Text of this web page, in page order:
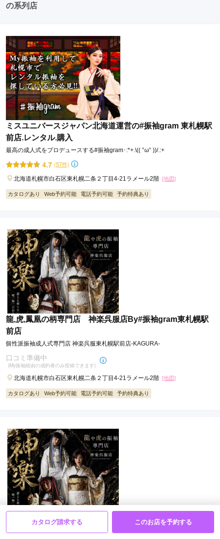
カタログ請求する このお店を予約する
の系列店
ミスユニバースジャパン北海道運営の#振袖gram 東札幌駅
前店.レンタル.購入
最高の成人式をプロデュースする#振袖gram･:*+.\(( °ω° ))/.:+
4.7 (57件)
北海道札幌市白石区東札幌二条２丁目4-21ラメール2階 [地図]
カタログあり Web予約可能 電話予約可能 予約特典あり
龍,虎,鳳凰の柄専門店 神楽呉服店By#振袖gram東札幌駅
前店
個性派振袖成人式専門店 神楽呉服東札幌駅前店-KAGURA-
口コミ準備中
(My振袖経由の成約者のみ投稿できます)
北海道札幌市白石区東札幌二条２丁目4-21ラメール2階 [地図]
カタログあり Web予約可能 電話予約可能 予約特典あり
龍,虎,鳳凰の柄専門店 神楽呉服店By#振袖gram札幌琴似
店